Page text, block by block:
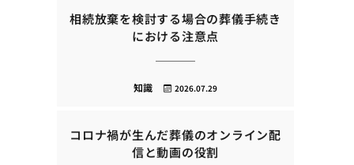
相続放棄を検討する場合の葬儀手続き
における注意点
2026.07.29
知識
コロナ禍が生んだ葬儀のオンライン配
信と動画の役割